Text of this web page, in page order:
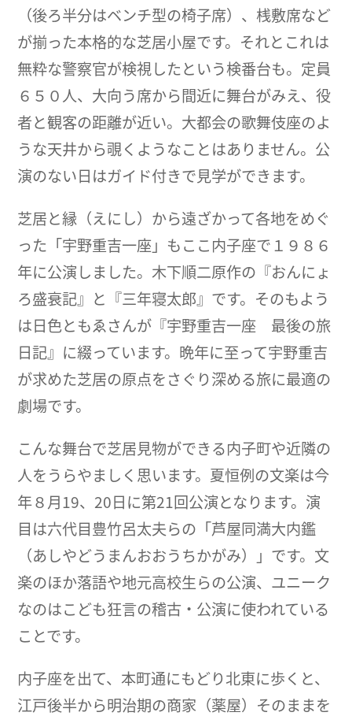
（後ろ半分はベンチ型の椅子席）、桟敷席など
が揃った本格的な芝居小屋です。それとこれは
無粋な警察官が検視したという検番台も。定員
６５０人、大向う席から間近に舞台がみえ、役
者と観客の距離が近い。大都会の歌舞伎座のよ
うな天井から覗くようなことはありません。公
演のない日はガイド付きで見学ができます。
芝居と縁（えにし）から遠ざかって各地をめぐ
った「宇野重吉一座」もここ内子座で１９８６
年に公演しました。木下順二原作の『おんにょ
ろ盛衰記』と『三年寝太郎』です。そのもよう
は日色ともゑさんが『宇野重吉一座 最後の旅
日記』に綴っています。晩年に至って宇野重吉
が求めた芝居の原点をさぐり深める旅に最適の
劇場です。
こんな舞台で芝居見物ができる内子町や近隣の
人をうらやましく思います。夏恒例の文楽は今
年８月19、20日に第21回公演となります。演
目は六代目豊竹呂太夫らの「芦屋同満大内鑑
（あしやどうまんおおうちかがみ）」です。文
楽のほか落語や地元高校生らの公演、ユニーク
なのはこども狂言の稽古・公演に使われている
ことです。
内子座を出て、本町通にもどり北東に歩くと、
江戸後半から明治期の商家（薬屋）そのままを